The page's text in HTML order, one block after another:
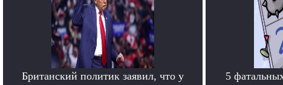
Британский политик заявил, что у
5